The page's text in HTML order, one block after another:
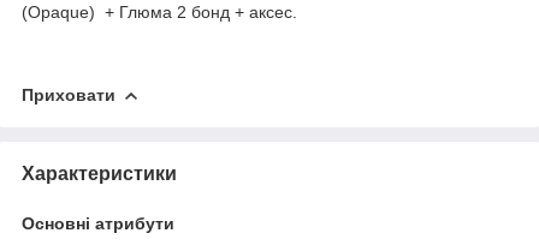
(Opaque) + Глюма 2 бонд + аксес.
Приховати
Характеристики
Основні атрибути